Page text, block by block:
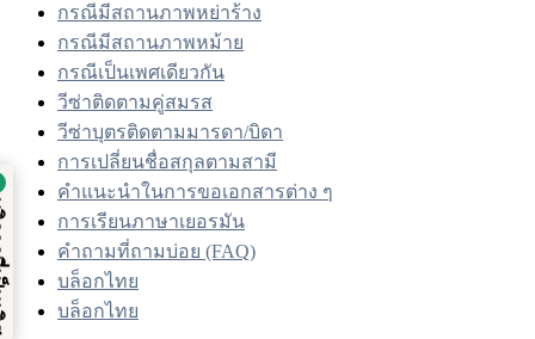
กรณีมีสถานภาพหย่าร้าง
กรณีมีสถานภาพหม้าย
กรณีเป็นเพศเดียวกัน
วีซ่าติดตามคู่สมรส
วีซ่าบุตรติดตามมารดา/บิดา
การเปลี่ยนชื่อสกุลตามสามี
คำแนะนำในการขอเอกสารต่าง ๆ
การเรียนภาษาเยอรมัน
คำถามที่ถามบ่อย (FAQ)
บล็อกไทย
บล็อกไทย
บริการที่เป็นเลิศ
ตรวจสอบโดย
Trustindex